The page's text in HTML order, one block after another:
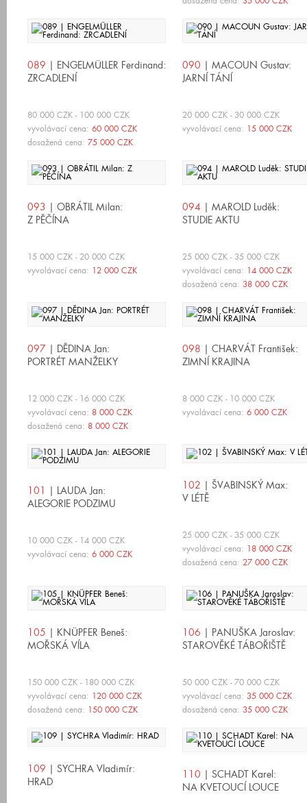
089 | ENGELMÜLLER Ferdinand:
ZRCADLENÍ
80 000 CZK - 100 000 CZK
vyvolávací cena: 60 000 CZK
dosažená cena: 75 000 CZK
090 | MACOUN Gustav:
JARNÍ TÁNÍ
20 000 CZK - 30 000 CZK
vyvolávací cena: 15 000 CZK
093 | OBRÁTIL Milan:
Z PĚČÍNA
15 000 CZK - 20 000 CZK
vyvolávací cena: 12 000 CZK
094 | MAROLD Luděk:
STUDIE AKTU
25 000 CZK - 35 000 CZK
vyvolávací cena: 14 000 CZK
dosažená cena: 38 000 CZK
097 | DĚDINA Jan:
PORTRÉT MANŽELKY
12 000 CZK - 16 000 CZK
vyvolávací cena: 8 000 CZK
dosažená cena: 8 000 CZK
098 | CHARVÁT František:
ZIMNÍ KRAJINA
8 000 CZK - 10 000 CZK
vyvolávací cena: 6 000 CZK
101 | LAUDA Jan:
ALEGORIE PODZIMU
10 000 CZK - 14 000 CZK
vyvolávací cena: 6 000 CZK
102 | ŠVABINSKÝ Max:
V LÉTĚ
25 000 CZK - 35 000 CZK
vyvolávací cena: 18 000 CZK
dosažená cena: 27 000 CZK
105 | KNÜPFER Beneš:
MOŘSKÁ VÍLA
150 000 CZK - 180 000 CZK
vyvolávací cena: 120 000 CZK
dosažená cena: 150 000 CZK
106 | PANUŠKA Jaroslav:
STAROVĚKÉ TÁBOŘIŠTĚ
50 000 CZK - 70 000 CZK
vyvolávací cena: 35 000 CZK
dosažená cena: 35 000 CZK
109 | SYCHRA Vladimír:
HRAD
110 | SCHADT Karel:
NA KVETOUCÍ LOUCE